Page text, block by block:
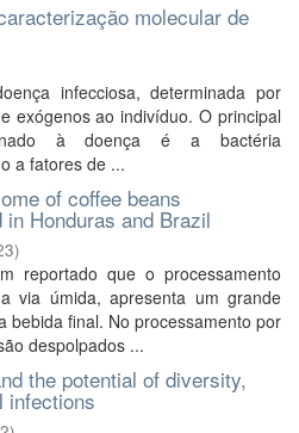
molecular de
infecciosa, determinada por
exógenos ao indivíduo. O principal
à doença é a bactéria
a fatores de ...
of coffee beans
Honduras and Brazil
)
reportado que o processamento
via úmida, apresenta um grande
bebida final. No processamento por
despolpados ...
the potential of diversity,
infections